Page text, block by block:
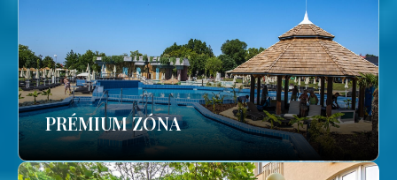
PRÉMIUM ZÓNA